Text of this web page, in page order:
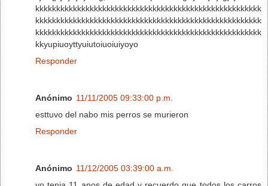
kkkkkkkkkkkkkkkkkkkkkkkkkkkkkkkkkkkkkkkkkkkkkkkkkkkkkk
kkkkkkkkkkkkkkkkkkkkkkkkkkkkkkkkkkkkkkkkkkkkkkkkkkkkkk
kkkkkkkkkkkkkkkkkkkkkkkkkkkkkkkkkkkkkkkkkkkkkkkkkkkkkk
kkyupiuoyttyuiutoiuoiuiyoyo
Responder
Anónimo 11/11/2005 09:33:00 p.m.
esttuvo del nabo mis perros se murieron
Responder
Anónimo 11/12/2005 03:39:00 a.m.